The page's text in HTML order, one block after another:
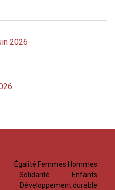
2026
Égalité Femmes Hommes
Solidarité
Enfants
Développement durable